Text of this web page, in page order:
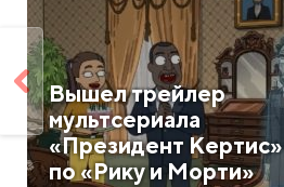
Вышел трейлер
мультсериала
«Президент Кертис»
по «Рику и Морти»